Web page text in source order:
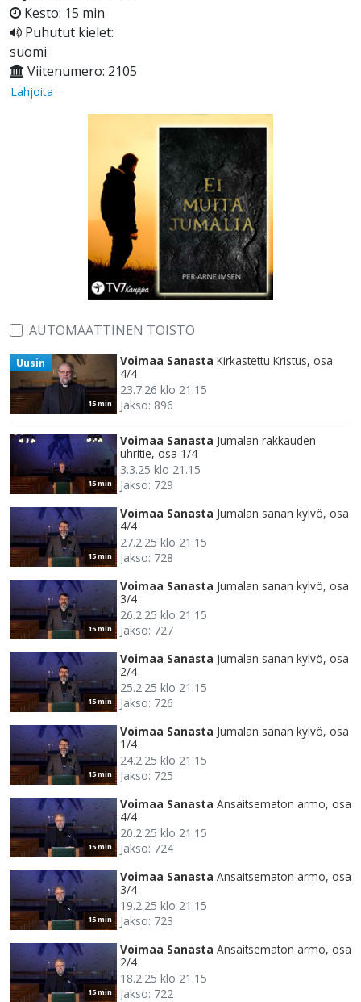
Kesto: 15 min
Puhutut kielet:
suomi
Viitenumero: 2105
Lahjoita
AUTOMAATTINEN TOISTO
15 min
Uusin Voimaa Sanasta Kirkastettu Kristus, osa
4/4
23.7.26 klo 21.15
Jakso: 896
15 min
Voimaa Sanasta Jumalan rakkauden
uhritie, osa 1/4
3.3.25 klo 21.15
Jakso: 729
15 min
Voimaa Sanasta Jumalan sanan kylvö, osa
4/4
27.2.25 klo 21.15
Jakso: 728
15 min
Voimaa Sanasta Jumalan sanan kylvö, osa
3/4
26.2.25 klo 21.15
Jakso: 727
15 min
Voimaa Sanasta Jumalan sanan kylvö, osa
2/4
25.2.25 klo 21.15
Jakso: 726
15 min
Voimaa Sanasta Jumalan sanan kylvö, osa
1/4
24.2.25 klo 21.15
Jakso: 725
15 min
Voimaa Sanasta Ansaitsematon armo, osa
4/4
20.2.25 klo 21.15
Jakso: 724
15 min
Voimaa Sanasta Ansaitsematon armo, osa
3/4
19.2.25 klo 21.15
Jakso: 723
15 min
Voimaa Sanasta Ansaitsematon armo, osa
2/4
18.2.25 klo 21.15
Jakso: 722